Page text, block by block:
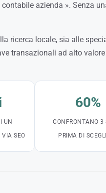
azienda ». Senza
ricerca locale, sia alle
transazionali ad alto
UN
VIA SEO
60%
CONFRONTANO 3
PRIMA DI